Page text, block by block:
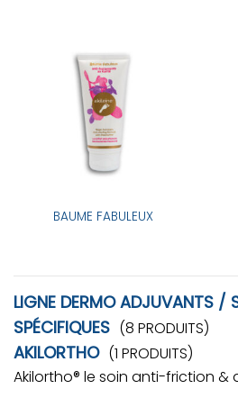
BAUME FABULEUX
LIGNE DERMO ADJUVANTS /
SPÉCIFIQUES (8 PRODUITS)
AKILORTHO (1 PRODUITS)
Akilortho® le soin anti-friction